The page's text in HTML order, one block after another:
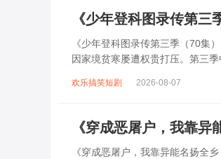
《少年登科图录传第
《少年登科图录传第三季（70集
因家境贫寒屡遭权贵打压。第三
欢乐搞笑短剧 2026-08-07
《穿成恶屠户，我靠
《穿成恶屠户，我靠异能名扬全